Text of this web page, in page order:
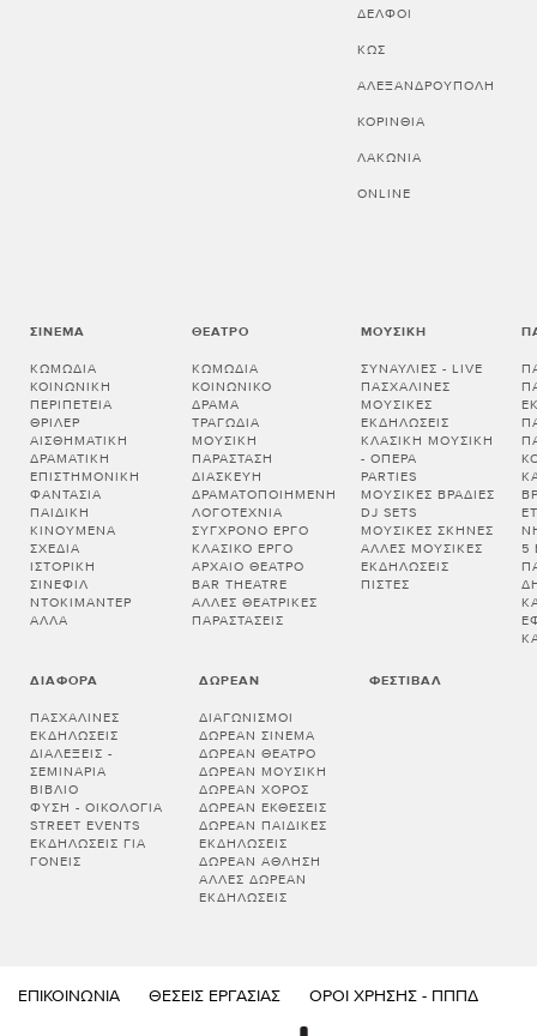
ΔΕΛΦΟΙ
ΚΩΣ
ΑΛΕΞΑΝΔΡΟΥΠΟΛΗ
ΚΟΡΙΝΘΊΑ
ΛΑΚΩΝΊΑ
ONLINE
ΣΙΝΕΜΆ
ΚΩΜΩΔΊΑ
ΚΟΙΝΩΝΙΚΉ
ΠΕΡΙΠΈΤΕΙΑ
ΘΡΊΛΕΡ
ΑΙΣΘΗΜΑΤΙΚΉ
ΔΡΑΜΑΤΙΚΉ
ΕΠΙΣΤΗΜΟΝΙΚΉ
ΦΑΝΤΑΣΊΑ
ΠΑΙΔΙΚΉ
ΚΙΝΟΎΜΕΝΑ
ΣΧΈΔΙΑ
ΙΣΤΟΡΙΚΉ
ΣΙΝΕΦΊΛ
ΝΤΟΚΙΜΑΝΤΈΡ
ΆΛΛΑ
ΘΈΑΤΡΟ
ΚΩΜΩΔΊΑ
ΚΟΙΝΩΝΙΚΌ
ΔΡΆΜΑ
ΤΡΑΓΩΔΊΑ
ΜΟΥΣΙΚΉ
ΠΑΡΆΣΤΑΣΗ
ΔΙΑΣΚΕΥΉ
ΔΡΑΜΑΤΟΠΟΙΗΜΈΝΗ
ΛΟΓΟΤΕΧΝΊΑ
ΣΎΓΧΡΟΝΟ ΈΡΓΟ
ΚΛΑΣΙΚΌ ΈΡΓΟ
ΑΡΧΑΊΟ ΘΈΑΤΡΟ
BAR THEATRE
ΆΛΛΕΣ ΘΕΑΤΡΙΚΈΣ
ΠΑΡΑΣΤΆΣΕΙΣ
ΜΟΥΣΙΚΉ
ΣΥΝΑΥΛΊΕΣ - LIVE
ΠΑΣΧΑΛΙΝΈΣ
ΜΟΥΣΙΚΈΣ
ΕΚΔΗΛΏΣΕΙΣ
ΚΛΑΣΙΚΉ ΜΟΥΣΙΚΉ
- ΌΠΕΡΑ
PARTIES
ΜΟΥΣΙΚΈΣ ΒΡΑΔΙΈΣ
DJ SETS
ΜΟΥΣΙΚΈΣ ΣΚΗΝΈΣ
ΆΛΛΕΣ ΜΟΥΣΙΚΈΣ
ΕΚΔΗΛΏΣΕΙΣ
ΠΊΣΤΕΣ
5
ΔΙΆΦΟΡΑ
ΠΑΣΧΑΛΙΝΈΣ
ΕΚΔΗΛΏΣΕΙΣ
ΔΙΑΛΕΞΕΙΣ -
ΣΕΜΙΝΑΡΙΑ
ΒΙΒΛΊΟ
ΦΎΣΗ - ΟΙΚΟΛΟΓΊΑ
STREET EVENTS
ΕΚΔΗΛΏΣΕΙΣ ΓΙΑ
ΓΟΝΕΊΣ
ΔΩΡΕΆΝ
ΔΙΑΓΩΝΙΣΜΟΊ
ΔΩΡΕΆΝ ΣΙΝΕΜΆ
ΔΩΡΕΆΝ ΘΈΑΤΡΟ
ΔΩΡΕΆΝ ΜΟΥΣΙΚΉ
ΔΩΡΕΆΝ ΧΟΡΌΣ
ΔΩΡΕΆΝ ΕΚΘΈΣΕΙΣ
ΔΩΡΕΆΝ ΠΑΙΔΙΚΈΣ
ΕΚΔΗΛΏΣΕΙΣ
ΔΩΡΕΆΝ ΆΘΛΗΣΗ
ΆΛΛΕΣ ΔΩΡΕΆΝ
ΕΚΔΗΛΏΣΕΙΣ
ΦΕΣΤΙΒΆΛ
ΕΠΙΚΟΙΝΩΝΊΑ ΘΈΣΕΙΣ ΕΡΓΑΣΊΑΣ ΌΡΟΙ ΧΡΉΣΗΣ - ΠΠΠΔ